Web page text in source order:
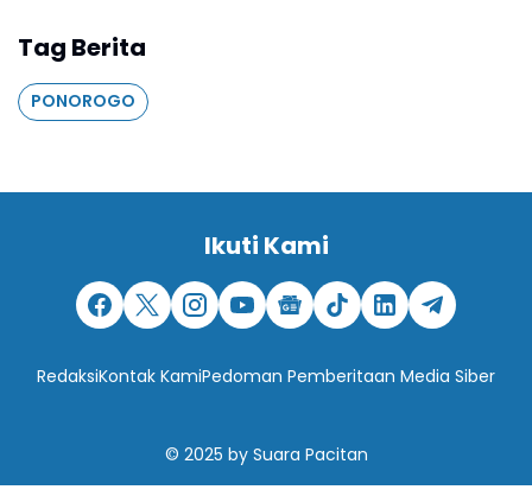
Tag Berita
PONOROGO
Ikuti Kami
RedaksiKontak KamiPedoman Pemberitaan Media Siber
© 2025 by Suara Pacitan